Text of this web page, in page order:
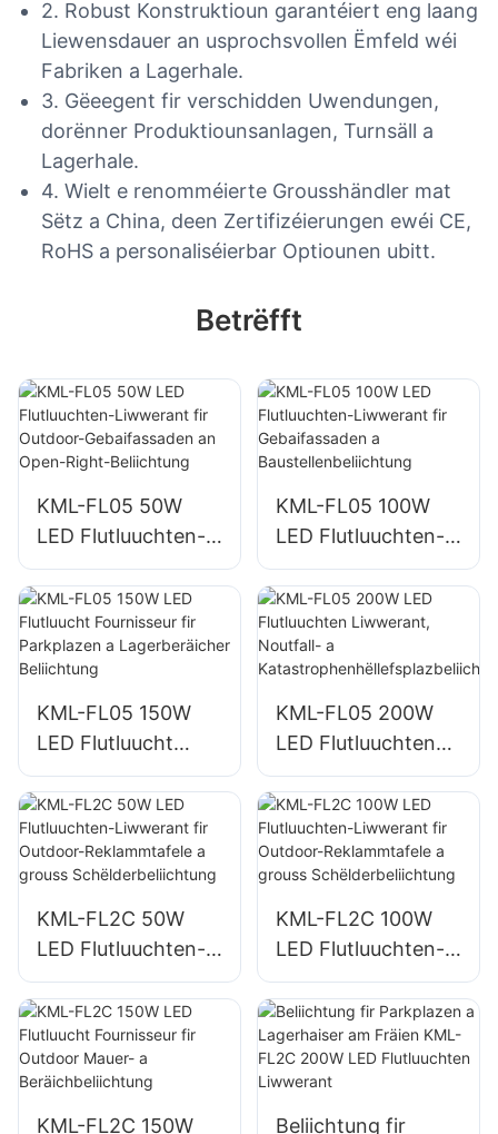
2. Robust Konstruktioun garantéiert eng laang
Liewensdauer an usprochsvollen Ëmfeld wéi
Fabriken a Lagerhale.
3. Gëeegent fir verschidden Uwendungen,
dorënner Produktiounsanlagen, Turnsäll a
Lagerhale.
4. Wielt e renomméierte Grousshändler mat
Sëtz a China, deen Zertifizéierungen ewéi CE,
RoHS a personaliséierbar Optiounen ubitt.
Betrëfft
KML-FL05 50W
LED Flutluuchten-
Liwwerant fir
Outdoor-
Gebaifassaden an
Open-Right-
KML-FL05 100W
LED Flutluuchten-
Liwwerant fir
Gebaifassaden a
Baustellenbeliichtu
ng
KML-FL05 150W
LED Flutluucht
Fournisseur fir
Parkplazen a
Lagerberäicher
Beliichtung
KML-FL05 200W
LED Flutluuchten
Liwwerant,
Noutfall- a
Katastrophenhëllef
splazbeliichtung
KML-FL2C 50W
LED Flutluuchten-
Liwwerant fir
Outdoor-
Reklammtafele a
grouss
KML-FL2C 100W
LED Flutluuchten-
Liwwerant fir
Outdoor-
Reklammtafele a
grouss
KML-FL2C 150W
Beliichtung fir